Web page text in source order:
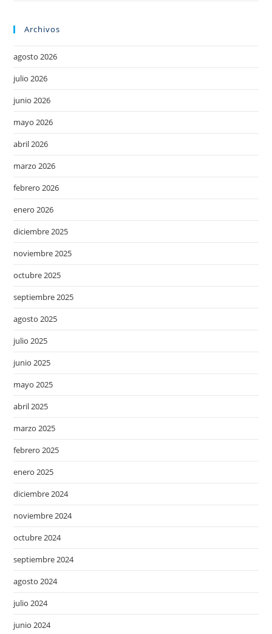
Archivos
agosto 2026
julio 2026
junio 2026
mayo 2026
abril 2026
marzo 2026
febrero 2026
enero 2026
diciembre 2025
noviembre 2025
octubre 2025
septiembre 2025
agosto 2025
julio 2025
junio 2025
mayo 2025
abril 2025
marzo 2025
febrero 2025
enero 2025
diciembre 2024
noviembre 2024
octubre 2024
septiembre 2024
agosto 2024
julio 2024
junio 2024